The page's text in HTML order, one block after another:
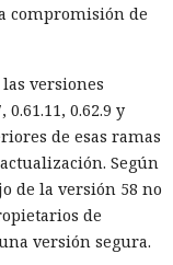
compromisión de
versiones
0.62.9 y
de esas ramas
Según
de la versión 58 no
de
versión segura.